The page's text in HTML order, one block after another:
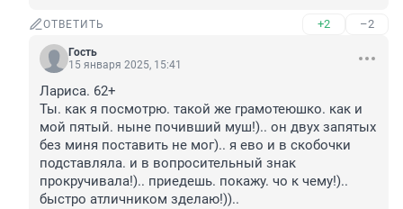
ОТВЕТИТЬ +2 –2
Гость
15 января 2025, 15:41
Лариса. 62+
Ты. как я посмотрю. такой же грамотеюшко. как и
мой пятый. ныне почивший муш!).. он двух запятых
без миня поставить не мог).. я ево и в скобочки
подставляла. и в вопросительный знак
прокручивала!).. приедешь. покажу. чо к чему!)..
быстро атличником зделаю!))..